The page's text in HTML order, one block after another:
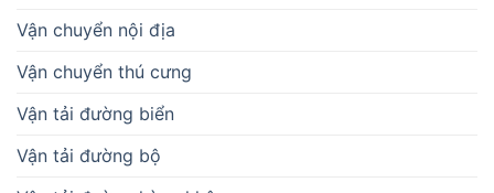
Vận chuyển nội địa
Vận chuyển thú cưng
Vận tải đường biển
Vận tải đường bộ